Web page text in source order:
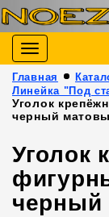
Toggle
navigation
Главная
Линейка "Под
Уголок
черный
Уголок
черный